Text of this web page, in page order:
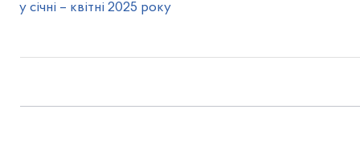
у січні – квітні 2025 року